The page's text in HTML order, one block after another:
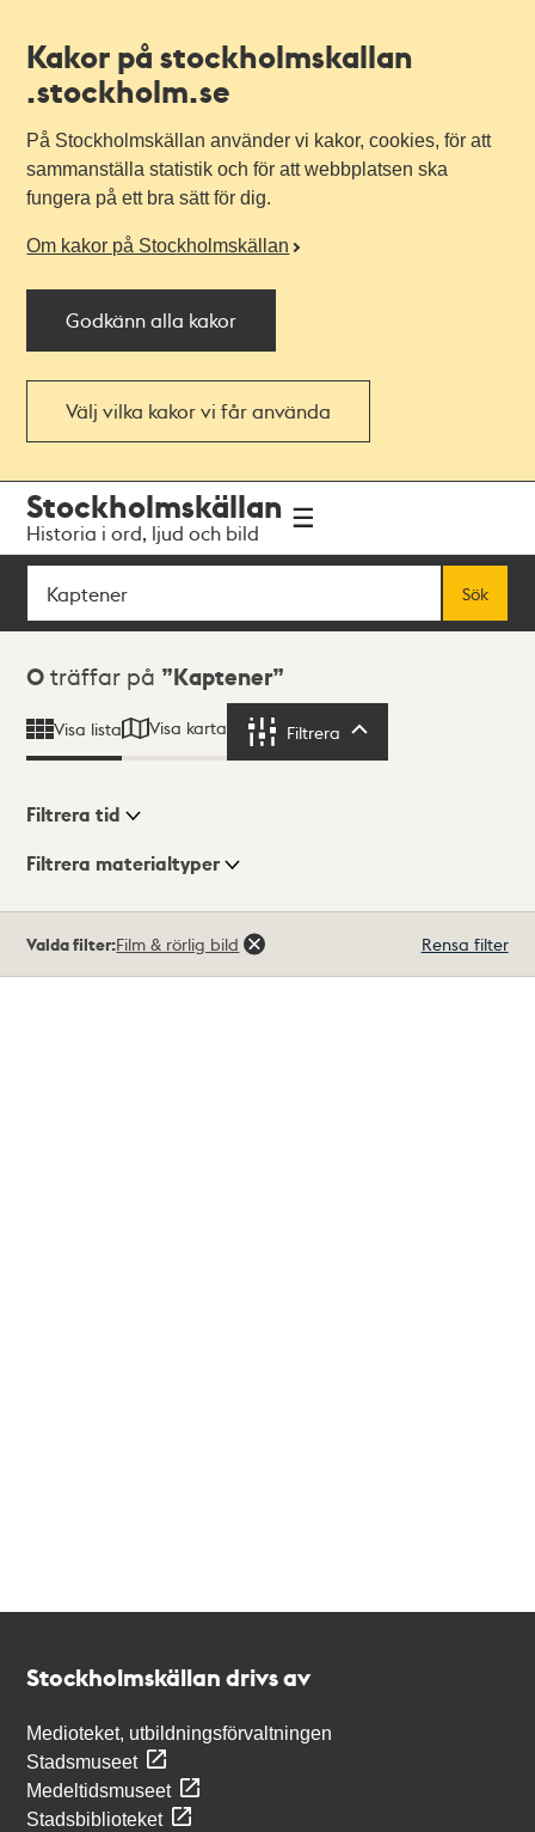
Kakor på stockholmskallan
.stockholm.se
På Stockholmskällan använder vi kakor, cookies, för att
sammanställa statistik och för att webbplatsen ska
fungera på ett bra sätt för dig.
Om kakor på Stockholmskällan
Godkänn alla kakor
Välj vilka kakor vi får använda
navigationen
huvudinnehållet
Stockholmskällan
Historia i ord, ljud och bild
Sök
Sök
Sökresultat
0 träffar på Kaptener
Visa lista Visa karta Filtrera
Visningsläge
Filtrera tid
Filtrera materialtyper
träffar
Valda filter:Film & rörlig bild Rensa filter
Stockholmskällan drivs av
Medioteket, utbildningsförvaltningen
Stadsmuseet
Medeltidsmuseet
Stadsbiblioteket